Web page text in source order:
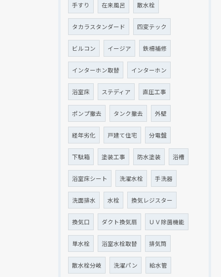
手すり 在来風呂 散水栓
タカラスタンダード 四変テック
ビルコン イージア 鉄柵補修
インターホン取替 インターホン
浴室床 ステディア 直圧工事
ポンプ撤去 タンク撤去 外壁
経年劣化 戸建て住宅 分電盤
下駄箱 塗装工事 防水塗装 浴槽
浴室床シート 洗濯水栓 手洗器
洗面排水 水栓 換気レジスター
換気口 ダクト換気扇 ＵＶ除菌機能
単水栓 浴室水栓取替 排気筒
散水栓分岐 洗濯パン 給水管